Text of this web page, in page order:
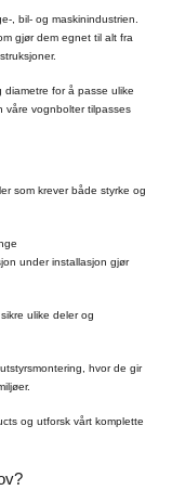
, bil- og maskinindustrien.
gjør dem egnet til alt fra
for å passe ulike
våre vognbolter tilpasses
som krever både styrke og
under installasjon gjør
ulike deler og
hvor de gir
og utforsk vårt komplette